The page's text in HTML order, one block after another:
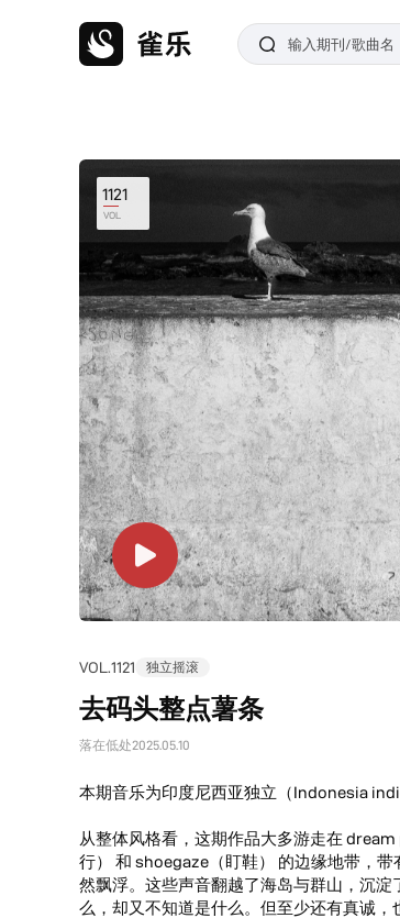
1121
VOL
VOL.1121 独立摇滚
去码头整点薯条
落在低处2025.05.10
本期音乐为印度尼西亚独立（Indonesia
从整体风格看，这期作品大多游走在
行） 和 shoegaze（盯鞋） 的边缘地带，
然飘浮。这些声音翻越了海岛与群山，沉
么，却又不知道是什么。但至少还有真诚